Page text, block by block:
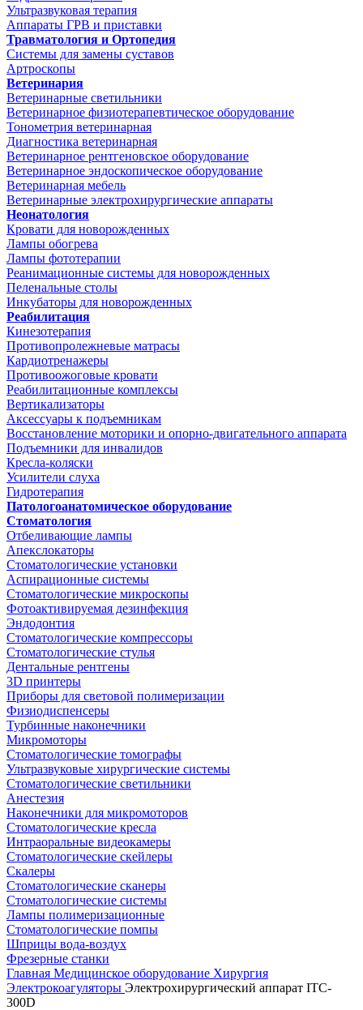
Ультразвуковая терапия
Аппараты ГРВ и приставки
Травматология и Ортопедия
Системы для замены суставов
Артроскопы
Ветеринария
Ветеринарные светильники
Ветеринарное физиотерапевтическое оборудование
Тонометрия ветеринарная
Диагностика ветеринарная
Ветеринарное рентгеновское оборудование
Ветеринарное эндоскопическое оборудование
Ветеринарная мебель
Ветеринарные электрохирургические аппараты
Неонатология
Кровати для новорожденных
Лампы обогрева
Лампы фототерапии
Реанимационные системы для новорожденных
Пеленальные столы
Инкубаторы для новорожденных
Реабилитация
Кинезотерапия
Противопролежневые матрасы
Кардиотренажеры
Противоожоговые кровати
Реабилитационные комплексы
Вертикализаторы
Аксессуары к подъемникам
Восстановление моторики и опорно-двигательного аппарата
Подъемники для инвалидов
Кресла-коляски
Усилители слуха
Гидротерапия
Патологоанатомическое оборудование
Стоматология
Отбеливающие лампы
Апекслокаторы
Стоматологические установки
Аспирационные системы
Стоматологические микроскопы
Фотоактивируемая дезинфекция
Эндодонтия
Стоматологические компрессоры
Стоматологические стулья
Дентальные рентгены
3D принтеры
Приборы для световой полимеризации
Физиодиспенсеры
Турбинные наконечники
Микромоторы
Стоматологические томографы
Ультразвуковые хирургические системы
Стоматологические светильники
Анестезия
Наконечники для микромоторов
Стоматологические кресла
Интраоральные видеокамеры
Стоматологические скейлеры
Скалеры
Стоматологические сканеры
Стоматологические системы
Лампы полимеризационные
Стоматологические помпы
Шприцы вода-воздух
Фрезерные станки
Главная Медицинское оборудование Хирургия
Электрокоагуляторы Электрохирургический аппарат ITC-
300D